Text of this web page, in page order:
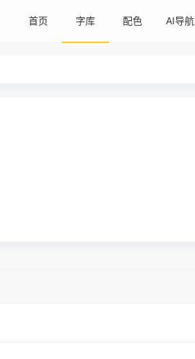
首页 字库 配色 AI导航